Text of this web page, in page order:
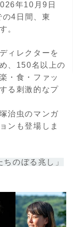
年10月9日
の4日間、東
。
ィレクターを
、150名以上の
・食・ファッ
る刺激的なプ
治虫のマンガ
ンも登場しま
のぼる兆し」